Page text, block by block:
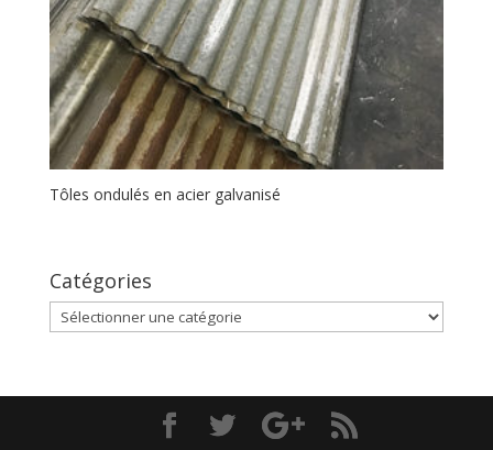
Tôles ondulés en acier galvanisé
Catégories
Catégories